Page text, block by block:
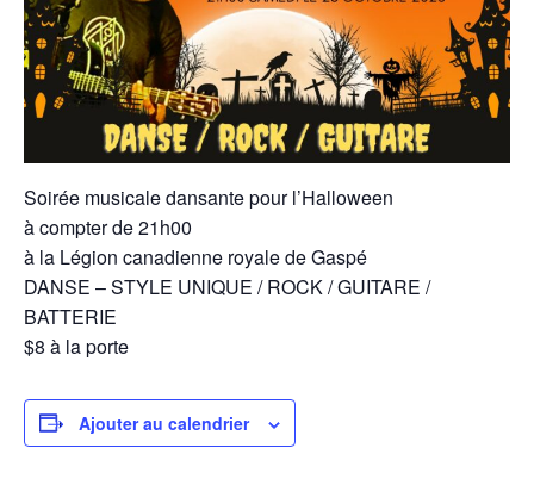
Soirée musicale dansante pour l’Halloween
à compter de 21h00
à la Légion canadienne royale de Gaspé
DANSE – STYLE UNIQUE / ROCK / GUITARE /
BATTERIE
$8 à la porte
Ajouter au calendrier